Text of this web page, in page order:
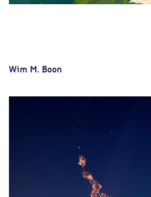
Wim M. Boon